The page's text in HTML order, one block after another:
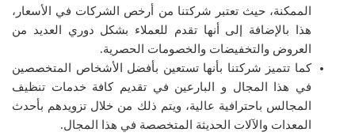
الممكنة، حيث تعتبر شركتنا من أرخص الشركات في الأسعار،
هذا بالإضافة إلى أنها تقدم للعملاء بشكل دوري العديد من
العروض والتخفيضات والخصومات الحصرية.
كما تتميز شركتنا بأنها تستعين بأفضل الأشخاص المتخصصين
في هذا المجال و البارعين في تقديم كافة خدمات تنظيف
المجالس باحترافية عالية، ويتم ذلك من خلال تزويدهم بأحدث
المعدات والآلات الحديثة المتخصصة في هذا المجال.